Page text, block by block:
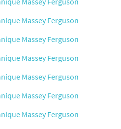
Massey Ferguson
Massey Ferguson
Massey Ferguson
Massey Ferguson
Massey Ferguson
Massey Ferguson